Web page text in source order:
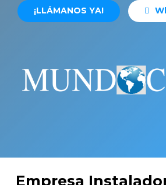
¡LLÁMANOS YA! W
Empresa